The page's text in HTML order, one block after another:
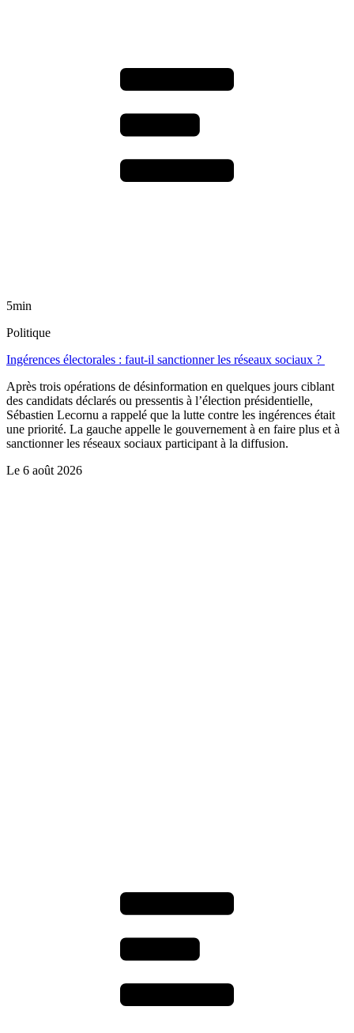
5min
Politique
Ingérences électorales : faut-il sanctionner les réseaux sociaux ?
Après trois opérations de désinformation en quelques jours ciblant
des candidats déclarés ou pressentis à l’élection présidentielle,
Sébastien Lecornu a rappelé que la lutte contre les ingérences était
une priorité. La gauche appelle le gouvernement à en faire plus et à
sanctionner les réseaux sociaux participant à la diffusion.
Le 6 août 2026